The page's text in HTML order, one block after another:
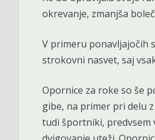
okrevanje, zmanjša
V primeru ponavljajočih
strokovni nasvet, saj
Opornice za roke so še
gibe, na primer pri delu
tudi športniki, predvsem